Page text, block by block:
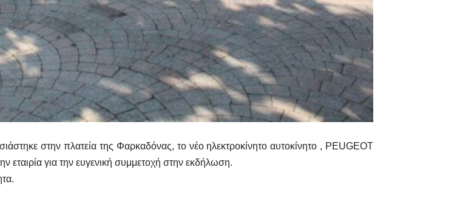
στην πλατεία της Φαρκαδόνας, το νέο ηλεκτροκίνητο αυτοκίνητο , PEUGEOT
για την ευγενική συμμετοχή στην εκδήλωση.